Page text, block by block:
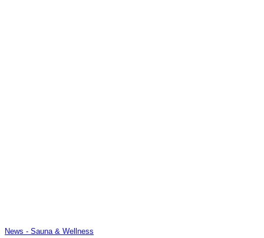
News - Sauna & Wellness